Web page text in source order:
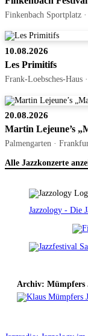
Finkenbach Sportplatz
10.08.2026
Les Primitifs
Frank-Loebsches-Haus
20.08.2026
Martin Lejeune’s
Palmengarten ·
Alle Jazzkonzerte
Jazzology - Die
Archiv: Mümpfers